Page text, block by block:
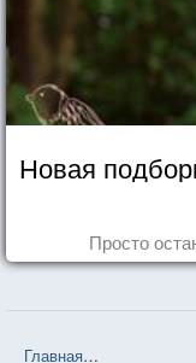
Новая
Просто
Главная